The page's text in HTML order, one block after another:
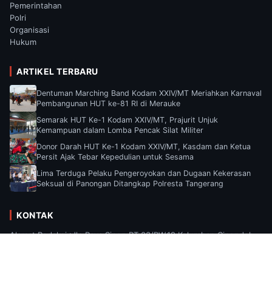
Pemerintahan
Polri
Organisasi
Hukum
ARTIKEL TERBARU
Dentuman Marching Band Kodam XXIV/MT Meriahkan Karnaval
Pembangunan HUT ke-81 RI di Merauke
Semarak HUT Ke-1 Kodam XXIV/MT, Prajurit Unjuk
Kemampuan dalam Lomba Pencak Silat Militer
Donor Darah HUT Ke-1 Kodam XXIV/MT, Kasdam dan Ketua
Persit Ajak Tebar Kepedulian untuk Sesama
Lima Terduga Pelaku Pengeroyokan dan Dugaan Kekerasan
Seksual di Panongan Ditangkap Polresta Tangerang
KONTAK
Alamat Redaksi :Jln Raya Sipon RT.03/RW.19 Kelurahan Cipondoh,